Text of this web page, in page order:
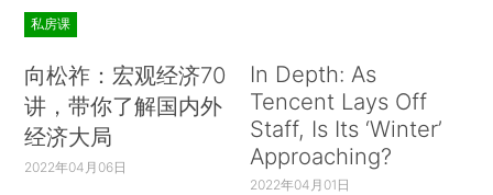
私房课
向松祚：宏观经济70
讲，带你了解国内外
经济大局
2022年04月06日
In Depth: As
Tencent Lays Off
Staff, Is Its ‘Winter’
Approaching?
2022年04月01日